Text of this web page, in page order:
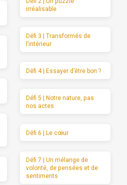
irréalisable
Défi 3 | Transformés de
l’intérieur
Défi 4 | Essayer d’être bon ?
Défi 5 | Notre nature, pas
nos actes
Défi 6 | Le cœur
Défi 7 | Un mélange de
volonté, de pensées et de
sentiments